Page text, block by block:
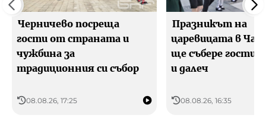
Черничево посреща
гости от страната и
чужбина за
традиционния си събор
08.08.26, 17:25
Празникът на
царевицата в
ще събере гости
и далеч
08.08.26, 16:35